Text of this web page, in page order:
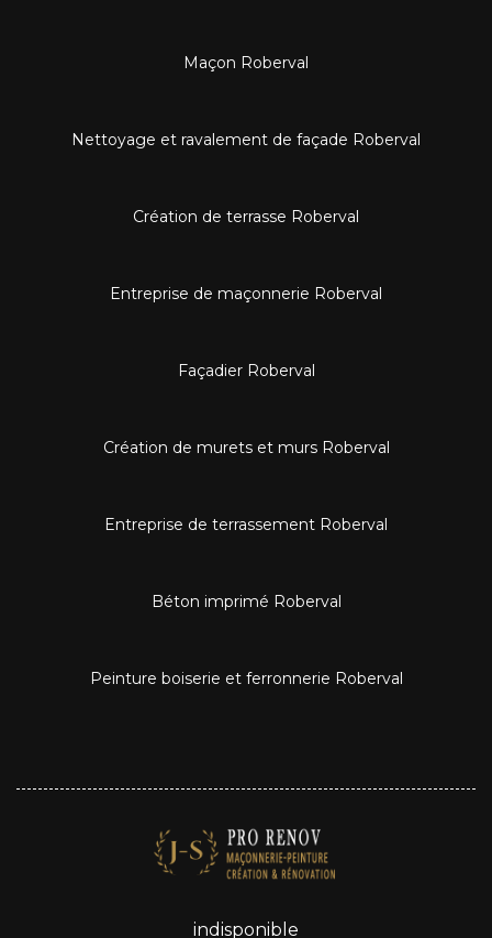
Maçon Roberval
Nettoyage et ravalement de façade Roberval
Création de terrasse Roberval
Entreprise de maçonnerie Roberval
Façadier Roberval
Création de murets et murs Roberval
Entreprise de terrassement Roberval
Béton imprimé Roberval
Peinture boiserie et ferronnerie Roberval
indisponible